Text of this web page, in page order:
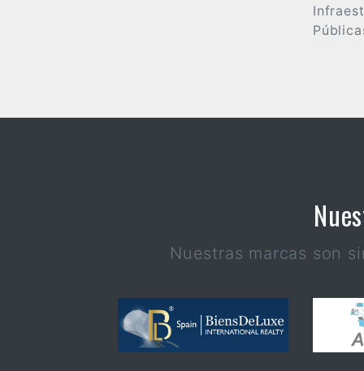
Nuestras marcas son